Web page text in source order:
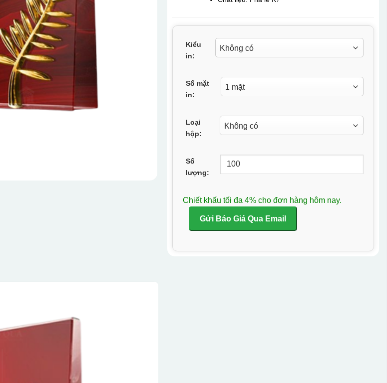
Kiểu
in:
Số mặt
in:
Loại
hộp:
Số
lượng:
Chiết khấu tối đa 4% cho đơn hàng hôm nay.
Gửi Báo Giá Qua Email